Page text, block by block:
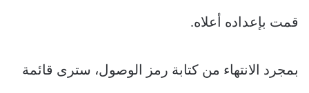
قمت بإعداده أعلاه.
بمجرد الانتهاء من كتابة رمز الوصول، سترى قائمة